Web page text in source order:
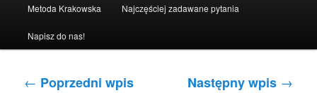
Metoda Krakowska Najczęściej zadawane pytania
Napisz do nas!
Nawigacja po wpisach
← Poprzedni wpis Następny wpis →